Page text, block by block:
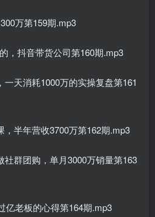
万第159期.mp3
，抖音带货公司第160期.mp3
一天消耗1000万的实操复盘第161
，半年营收3700万第162期.mp3
社群团购，单月3000万销量第163
亿老板的心得第164期.mp3